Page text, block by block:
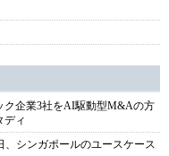
ク企業3社をAI駆動型M&Aの方
ディ
シンガポールのユースケース